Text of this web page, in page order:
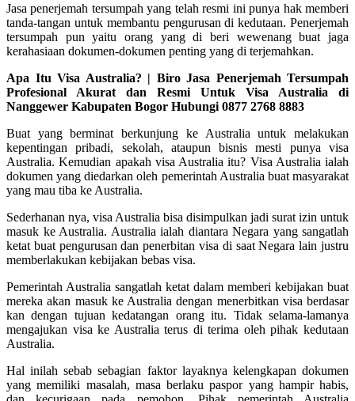
Jasa penerjemah tersumpah yang telah resmi ini punya hak memberi
tanda-tangan untuk membantu pengurusan di kedutaan. Penerjemah
tersumpah pun yaitu orang yang di beri wewenang buat jaga
kerahasiaan dokumen-dokumen penting yang di terjemahkan.
Apa Itu Visa Australia? | Biro Jasa Penerjemah Tersumpah
Profesional Akurat dan Resmi Untuk Visa Australia di
Nanggewer Kabupaten Bogor Hubungi 0877 2768 8883
Buat yang berminat berkunjung ke Australia untuk melakukan
kepentingan pribadi, sekolah, ataupun bisnis mesti punya visa
Australia. Kemudian apakah visa Australia itu? Visa Australia ialah
dokumen yang diedarkan oleh pemerintah Australia buat masyarakat
yang mau tiba ke Australia.
Sederhanan nya, visa Australia bisa disimpulkan jadi surat izin untuk
masuk ke Australia. Australia ialah diantara Negara yang sangatlah
ketat buat pengurusan dan penerbitan visa di saat Negara lain justru
memberlakukan kebijakan bebas visa.
Pemerintah Australia sangatlah ketat dalam memberi kebijakan buat
mereka akan masuk ke Australia dengan menerbitkan visa berdasar
kan dengan tujuan kedatangan orang itu. Tidak selama-lamanya
mengajukan visa ke Australia terus di terima oleh pihak kedutaan
Australia.
Hal inilah sebab sebagian faktor layaknya kelengkapan dokumen
yang memiliki masalah, masa berlaku paspor yang hampir habis,